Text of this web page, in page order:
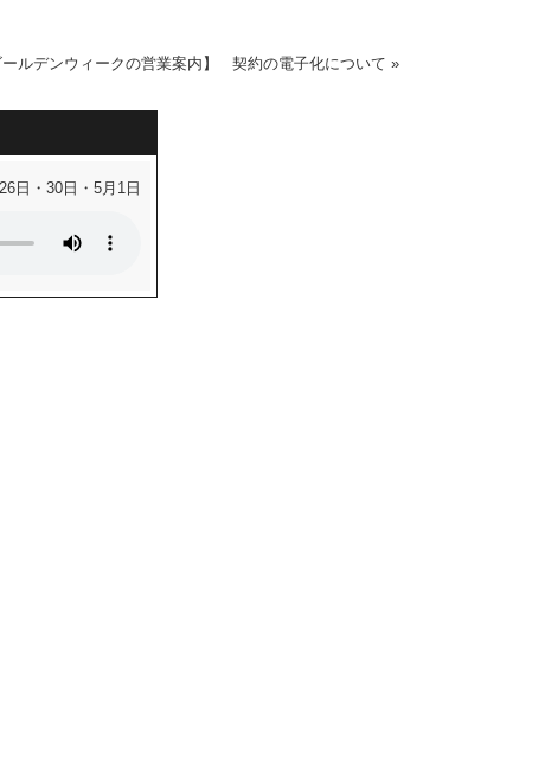
ールデンウィークの営業案内】 契約の電子化について »
日・30日・5月1日